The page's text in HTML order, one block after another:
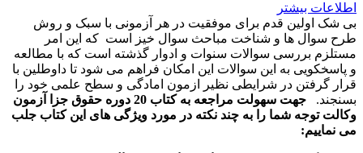
اطلاعات بیشتر
بی شک اولین قدم برای موفقیت در هر آزمونی با سبک و روش
طرح سوال ها و شناخت مباحث سوال خیز است که این امر
مستلزم بررسی سوالات سنوات و ادوار گذشته است که با مطالعه
و پاسخکویی به این سوالات این امکان فراهم می شود تا داوطلین با
قرار گرفتن در شرایطی نظیر ازمون امادگی و سطح علمی خود را
بسنجند.
جهت سهولت مراجعه به کتاب 20 دوره حقوق جزا آزمون
وکالت توجه شما را به چند نکته در مورد ویژگی های این کتاب جلب
می نماییم: